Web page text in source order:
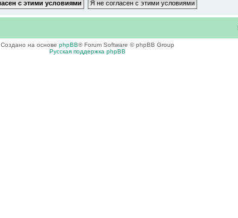
Создано на основе phpBB® Forum Software © phpBB Group
Русская поддержка phpBB